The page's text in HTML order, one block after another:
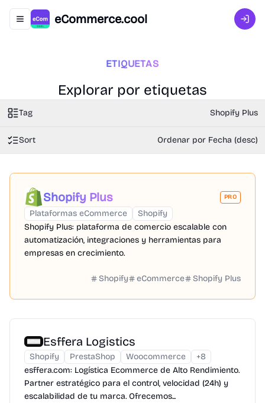
Abrir menú de navegación
eCommerce.cool
ETIQUETAS
Explorar por etiquetas
Tag Shopify Plus
Sort Ordenar por Fecha (desc)
Shopify Plus PRO
Plataformas eCommerce
Shopify
Shopify Plus: plataforma de comercio escalable con
automatización, integraciones y herramientas para
empresas en crecimiento.
Shopify eCommerce Shopify Plus
Esffera Logistics
Shopify PrestaShop Woocommerce +8
esffera.com: Logística Ecommerce de Alto Rendimiento.
Partner estratégico para el control, velocidad (24h) y
escalabilidad de tu marca. Ofrecemos...